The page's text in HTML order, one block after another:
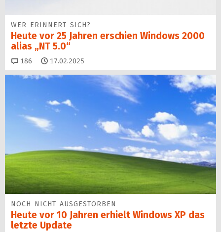
WER ERINNERT SICH?
Heute vor 25 Jahren erschien Windows 2000
alias „NT 5.0“
186 Kommentare
17.02.2025
NOCH NICHT AUSGESTORBEN
Heute vor 10 Jahren erhielt Windows XP das
letzte Update